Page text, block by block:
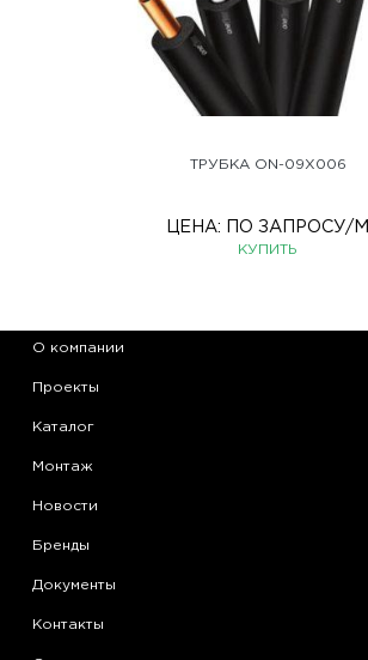
ТРУБКА ON-09X006
ЦЕНА: ПО ЗАПРОСУ/М
КУПИТЬ
О компании
Проекты
Каталог
Монтаж
Новости
Бренды
Документы
Контакты